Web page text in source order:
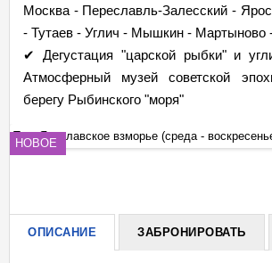
Москва - Переславль-Залесский -
- Тутаев - Углич - Мышкин - Мартыново
✔ Дегустация "царской рыбки" и
Атмосферный музей советской
берегу Рыбинского "моря"
НОВОЕ
Тур: Ярославское взморье (среда -
ОПИСАНИЕ ЗАБРОНИРОВАТЬ